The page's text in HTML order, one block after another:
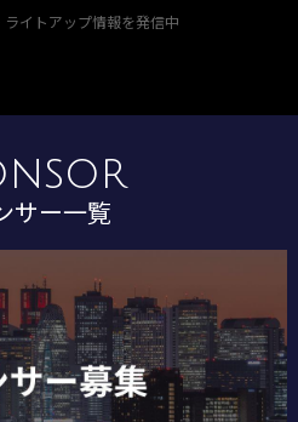
イトアップ情報を発信中
サー一覧